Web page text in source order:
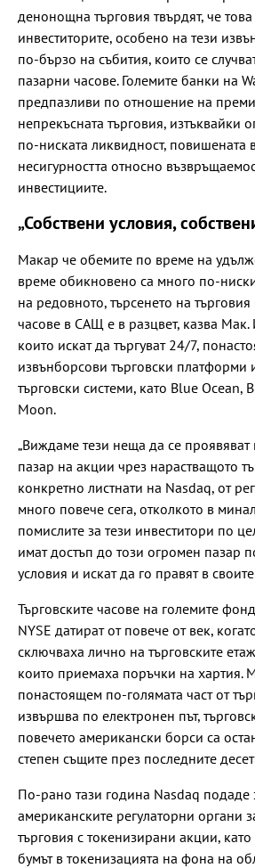
денонощна търговия твърдят, че
инвеститорите, особено на тези
по-бързо на събития, които се
пазарни часове. Големите банки на
предпазливи по отношение на
непрекъсната търговия, изтъквайки
по-ниската ликвидност, повишената
несигурността относно
инвестициите.
„Собствени условия,
Макар че обемите по време на
време обикновено са много по-
на редовното, търсенето на
часове в САЩ е в разцвет, казва Мак.
които искат да търгуват 24/7,
извънборсови търговски платформи
търговски системи, като Blue Ocean,
Moon.
„Виждаме тези неща да се
пазар на акции чрез нарастващото
конкретно листнати на Nasdaq, от
много повече сега, отколкото в
помислите за тези инвеститори по
имат достъп до този огромен пазар
условия и искат да го правят в
Търговските часове на големите
NYSE датират от повече от век,
сключваха лично на търговските
които приемаха поръчки на хартия.
понастоящем по-голямата част от
извършва по електронен път,
повечето американски борси са
степен същите през последните
По-рано тази година Nasdaq подаде
американските регулаторни органи
търговия с токенизирани акции,
бумът в токенизацията на фона на